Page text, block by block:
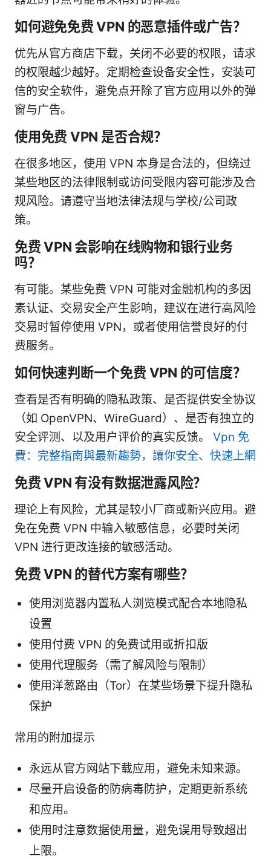
如何避免免费 VPN 的恶意插件或广告？
优先从官方商店下载，关闭不必要的权限，请求
的权限越少越好。定期检查设备安全性，安装可
信的安全软件，避免点开除了官方应用以外的弹
窗与广告。
使用免费 VPN 是否合规？
在很多地区，使用 VPN 本身是合法的，但绕过
某些地区的法律限制或访问受限内容可能涉及合
规风险。请遵守当地法律法规与学校/公司政
策。
免费 VPN 会影响在线购物和银行业务
吗？
有可能。某些免费 VPN 可能对金融机构的多因
素认证、交易安全产生影响，建议在进行高风险
交易时暂停使用 VPN，或者使用信誉良好的付
费服务。
如何快速判断一个免费 VPN 的可信度？
查看是否有明确的隐私政策、是否提供安全协议
（如 OpenVPN、WireGuard）、是否有独立的
安全评测、以及用户评价的真实反馈。 Vpn 免
費：完整指南與最新趨勢，讓你安全、快速上網
免费 VPN 有没有数据泄露风险？
理论上有风险，尤其是较小厂商或新兴应用。避
免在免费 VPN 中输入敏感信息，必要时关闭
VPN 进行更改连接的敏感活动。
免费 VPN 的替代方案有哪些？
使用浏览器内置私人浏览模式配合本地隐私
设置
使用付费 VPN 的免费试用或折扣版
使用代理服务（需了解风险与限制）
使用洋葱路由（Tor）在某些场景下提升隐私
保护
常用的附加提示
永远从官方网站下载应用，避免未知来源。
尽量开启设备的防病毒防护，定期更新系统
和应用。
使用时注意数据使用量，避免误用导致超出
上限。